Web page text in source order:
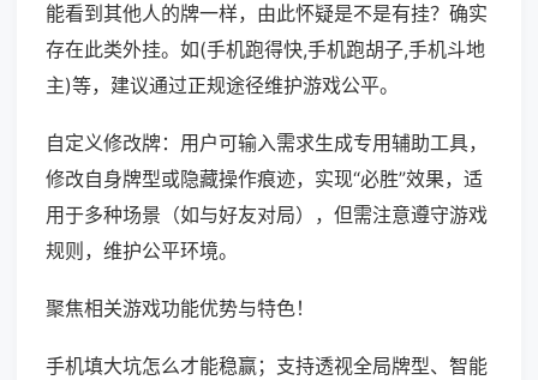
能看到其他人的牌一样，由此怀疑是不是有挂？确实
存在此类外挂。如(手机跑得快,手机跑胡子,手机斗地
主)等，建议通过正规途径维护游戏公平。
自定义修改牌：用户可输入需求生成专用辅助工具，
修改自身牌型或隐藏操作痕迹，实现“必胜”效果，适
用于多种场景（如与好友对局），但需注意遵守游戏
规则，维护公平环境。
聚焦相关游戏功能优势与特色！
手机填大坑怎么才能稳赢；支持透视全局牌型、智能